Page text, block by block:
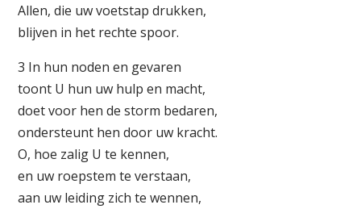
Allen, die uw voetstap drukken,
blijven in het rechte spoor.
3 In hun noden en gevaren
toont U hun uw hulp en macht,
doet voor hen de storm bedaren,
ondersteunt hen door uw kracht.
O, hoe zalig U te kennen,
en uw roepstem te verstaan,
aan uw leiding zich te wennen,